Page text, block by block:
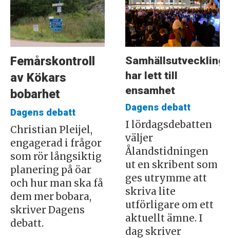
Femårskontroll
av Kökars
bobarhet
Dagens debatt
Christian Pleijel,
engagerad i frågor
som rör långsiktig
planering på öar
och hur man ska få
dem mer bobara,
skriver Dagens
debatt.
Samhällsutveckling
har lett till
ensamhet
Dagens debatt
I lördagsdebatten
väljer
Ålandstidningen
ut en skribent som
ges utrymme att
skriva lite
utförligare om ett
aktuellt ämne. I
dag skriver